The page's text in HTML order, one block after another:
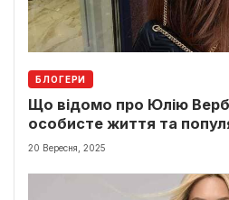
БЛОГЕРИ
Що відомо про Юлію
особисте життя та
20 Вересня, 2025